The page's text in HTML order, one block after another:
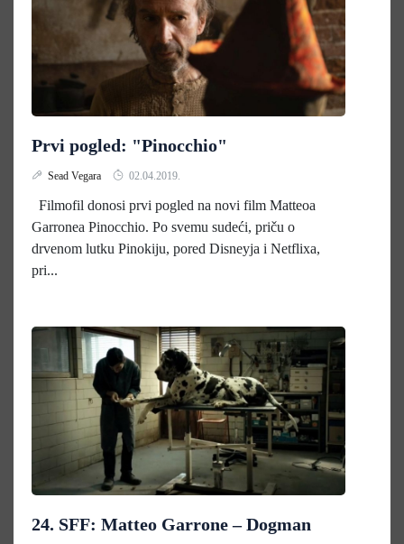
Prvi pogled: "Pinocchio"
Sead Vegara 02.04.2019.
Filmofil donosi prvi pogled na novi film Matteoa
Garronea Pinocchio. Po svemu sudeći, priču o
drvenom lutku Pinokiju, pored Disneyja i Netflixa,
pri...
24. SFF: Matteo Garrone – Dogman